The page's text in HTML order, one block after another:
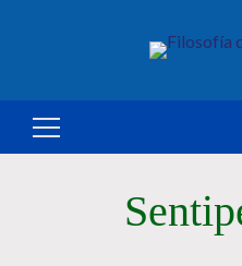
Buscar: